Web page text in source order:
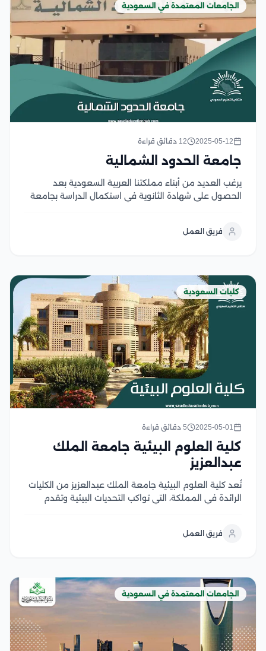
الجامعات المعتمدة في السعودية
2025-05-12 12 دقائق قراءة
جامعة الحدود الشمالية
يرغب العديد من أبناء مملكتنا العربية السعودية بعد
الحصول على شهادة الثانوية في استكمال الدراسة بجامعة
حديثة ومتطورة، ويتساءل الدارسون الراغبون في الالتحاق
فريق العمل
كليات السعودية
2025-05-01 5 دقائق قراءة
كلية العلوم البيئية جامعة الملك
عبدالعزيز
تُعد كلية العلوم البيئية جامعة الملك عبدالعزيز من الكليات
الرائدة في المملكة، التي تواكب التحديات البيئية وتقدم
مثل إدارة الموارد الطبيعية، ومكافحة التلوث وغيرها...
فريق العمل
الجامعات المعتمدة في السعودية